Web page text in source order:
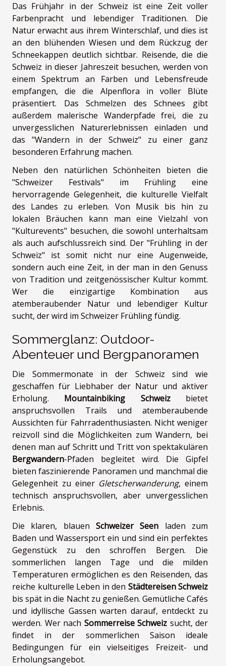
Das Frühjahr in der Schweiz ist eine Zeit voller
Farbenpracht und lebendiger Traditionen. Die
Natur erwacht aus ihrem Winterschlaf, und dies ist
an den blühenden Wiesen und dem Rückzug der
Schneekappen deutlich sichtbar. Reisende, die die
Schweiz in dieser Jahreszeit besuchen, werden von
einem Spektrum an Farben und Lebensfreude
empfangen, die die Alpenflora in voller Blüte
präsentiert. Das Schmelzen des Schnees gibt
außerdem malerische Wanderpfade frei, die zu
unvergesslichen Naturerlebnissen einladen und
das "Wandern in der Schweiz" zu einer ganz
besonderen Erfahrung machen.
Neben den natürlichen Schönheiten bieten die
"Schweizer Festivals" im Frühling eine
hervorragende Gelegenheit, die kulturelle Vielfalt
des Landes zu erleben. Von Musik bis hin zu
lokalen Bräuchen kann man eine Vielzahl von
"Kulturevents" besuchen, die sowohl unterhaltsam
als auch aufschlussreich sind. Der "Frühling in der
Schweiz" ist somit nicht nur eine Augenweide,
sondern auch eine Zeit, in der man in den Genuss
von Tradition und zeitgenössischer Kultur kommt.
Wer die einzigartige Kombination aus
atemberaubender Natur und lebendiger Kultur
sucht, der wird im Schweizer Frühling fündig.
Sommerglanz: Outdoor-
Abenteuer und Bergpanoramen
Die Sommermonate in der Schweiz sind wie
geschaffen für Liebhaber der Natur und aktiver
Erholung. Mountainbiking Schweizbietet
anspruchsvollen Trails und atemberaubende
Aussichten für Fahrradenthusiasten. Nicht weniger
reizvoll sind die Möglichkeiten zum Wandern, bei
denen man auf Schritt und Tritt von spektakulären
Bergwandern-Pfaden begleitet wird. Die Gipfel
bieten faszinierende Panoramen und manchmal die
Gelegenheit zu einer Gletscherwanderung, einem
technisch anspruchsvollen, aber unvergesslichen
Erlebnis.
Die klaren, blauen Schweizer Seen laden zum
Baden und Wassersport ein und sind ein perfektes
Gegenstück zu den schroffen Bergen. Die
sommerlichen langen Tage und die milden
Temperaturen ermöglichen es den Reisenden, das
reiche kulturelle Leben in den Städtereisen Schweiz
bis spät in die Nacht zu genießen. Gemütliche Cafés
und idyllische Gassen warten darauf, entdeckt zu
werden. Wer nach Sommerreise Schweiz sucht, der
findet in der sommerlichen Saison ideale
Bedingungen für ein vielseitiges Freizeit- und
Erholungsangebot.